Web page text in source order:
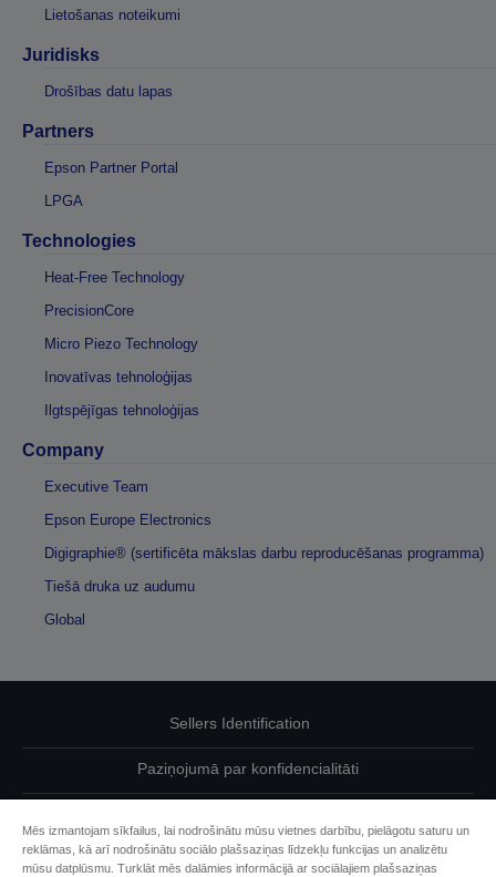
Lietošanas noteikumi
Juridisks
Drošības datu lapas
Partners
Epson Partner Portal
LPGA
Technologies
Heat-Free Technology
PrecisionCore
Micro Piezo Technology
Inovatīvas tehnoloģijas
Ilgtspējīgas tehnoloģijas
Company
Executive Team
Epson Europe Electronics
Digigraphie® (sertificēta mākslas darbu reproducēšanas programma)
Tiešā druka uz audumu
Global
Sellers Identification
Paziņojumā par konfidencialitāti
Sazinieties ar mums par saviem datiem
Mēs izmantojam sīkfailus, lai nodrošinātu mūsu vietnes darbību, pielāgotu saturu un
reklāmas, kā arī nodrošinātu sociālo plašsaziņas līdzekļu funkcijas un analizētu
mūsu datplūsmu. Turklāt mēs dalāmies informācijā ar sociālajiem plašsaziņas